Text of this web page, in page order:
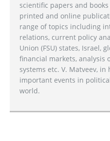
scientific papers and
printed and online
range of topics including
relations, current policy
Union (FSU) states, Israel,
financial markets, analysis
systems etc. V. Matveev,
important events in
world.